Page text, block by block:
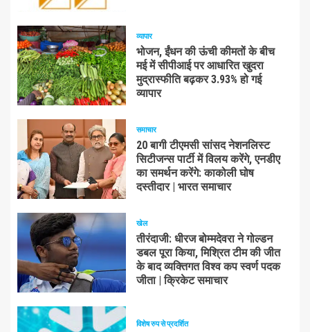
व्यापार
भोजन, ईंधन की ऊंची कीमतों के बीच
मई में सीपीआई पर आधारित खुदरा
मुद्रास्फीति बढ़कर 3.93% हो गई
व्यापार
समाचार
20 बागी टीएमसी सांसद नेशनलिस्ट
सिटीजन्स पार्टी में विलय करेंगे, एनडीए
का समर्थन करेंगे: काकोली घोष
दस्तीदार | भारत समाचार
खेल
तीरंदाजी: धीरज बोम्मदेवरा ने गोल्डन
डबल पूरा किया, मिश्रित टीम की जीत
के बाद व्यक्तिगत विश्व कप स्वर्ण पदक
जीता | क्रिकेट समाचार
विशेष रुप से प्रदर्शित